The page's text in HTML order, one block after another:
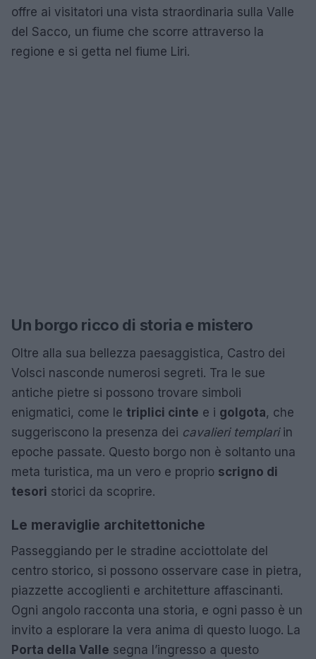
offre ai visitatori una vista straordinaria sulla Valle
del Sacco, un fiume che scorre attraverso la
regione e si getta nel fiume Liri.
Un borgo ricco di storia e mistero
Oltre alla sua bellezza paesaggistica, Castro dei
Volsci nasconde numerosi segreti. Tra le sue
antiche pietre si possono trovare simboli
enigmatici, come le triplici cinte e i golgota, che
suggeriscono la presenza dei cavalieri templariin
epoche passate. Questo borgo non è soltanto una
meta turistica, ma un vero e proprio scrigno di
tesori storici da scoprire.
Le meraviglie architettoniche
Passeggiando per le stradine acciottolate del
centro storico, si possono osservare case in pietra,
piazzette accoglienti e architetture affascinanti.
Ogni angolo racconta una storia, e ogni passo è un
invito a esplorare la vera anima di questo luogo. La
Porta della Valle segna l’ingresso a questo